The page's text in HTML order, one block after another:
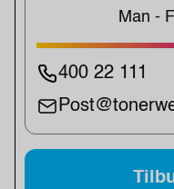
Man -
400 22 111